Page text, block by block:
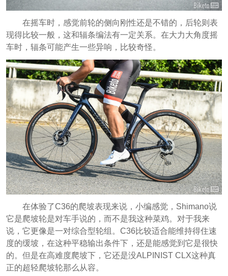
在摇车时，感觉前轮的侧向刚性还是不错的，后轮则表
现得比较一般，这和辐条编法有一定关系。在大力大角度摇
车时，辐条可能产生一些异响，比较奇怪。
在体验了C36的爬坡表现来说，小编感觉，Shimano说
它是爬坡轮是对车手说的，而不是我这种菜鸡。对于我来
说，它更像是一对综合型轮组。C36比较适合能维持得住速
度的缓坡，在这种平稳输出条件下，还是能感觉到它是很快
的。但是在高难度爬坡下，它还是没ALPINIST CLX这种真
正的超轻爬坡轮那么从容。